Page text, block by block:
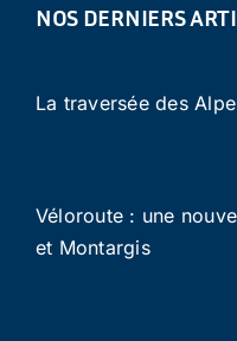
NOS DERNIERS
La traversée des
Véloroute : une
et Montargis